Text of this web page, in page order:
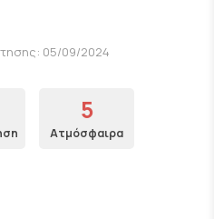
05/09/2024
5
Ατμόσφαιρα